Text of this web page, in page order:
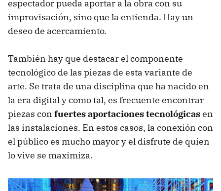
espectador pueda aportar a la obra con su
improvisación, sino que la entienda. Hay un
deseo de acercamiento.
También hay que destacar el componente
tecnológico de las piezas de esta variante de
arte. Se trata de una disciplina que ha nacido en
la era digital y como tal, es frecuente encontrar
piezas con fuertes aportaciones tecnológicasen
las instalaciones. En estos casos, la conexión con
el público es mucho mayor y el disfrute de quien
lo vive se maximiza.